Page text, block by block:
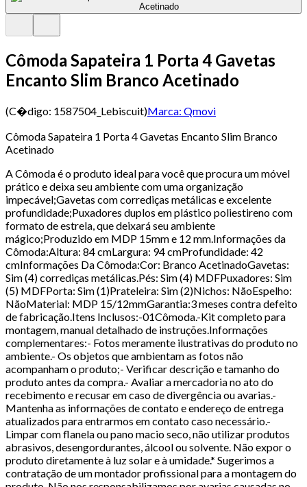
Cômoda Sapateira 1 Porta 4 Gavetas
Encanto Slim Branco Acetinado
(C�digo: 1587504_Lebiscuit)Marca: Qmovi
Cômoda Sapateira 1 Porta 4 Gavetas Encanto Slim Branco
Acetinado
A Cômoda é o produto ideal para você que procura um móvel
prático e deixa seu ambiente com uma organização
impecável;Gavetas com corrediças metálicas e excelente
profundidade;Puxadores duplos em plástico poliestireno com
formato de estrela, que deixará seu ambiente
mágico;Produzido em MDP 15mm e 12 mm.Informações da
Cômoda:Altura: 84 cmLargura: 94 cmProfundidade: 42
cmInformações Da Cômoda:Cor: Branco AcetinadoGavetas:
Sim (4) corrediças metálicas.Pés: Sim (4) MDFPuxadores: Sim
(5) MDFPorta: Sim (1)Prateleira: Sim (2)Nichos: NãoEspelho:
NãoMaterial: MDP 15/12mmGarantia:3 meses contra defeito
de fabricação.Itens Inclusos:-01Cômoda.-Kit completo para
montagem, manual detalhado de instruções.Informações
complementares:- Fotos meramente ilustrativas do produto no
ambiente.- Os objetos que ambientam as fotos não
acompanham o produto;- Verificar descrição e tamanho do
produto antes da compra.- Avaliar a mercadoria no ato do
recebimento e recusar em caso de divergência ou avarias.-
Mantenha as informações de contato e endereço de entrega
atualizados para entrarmos em contato caso necessário.-
Limpar com flanela ou pano macio seco, não utilizar produtos
abrasivos, desengordurantes, álcool ou solvente. Não expor o
produto diretamente à luz solar e à umidade.* Sugerimos a
contratação de um montador profissional para a montagem do